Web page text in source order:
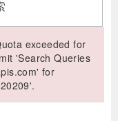
exceeded for
'Search Queries
for